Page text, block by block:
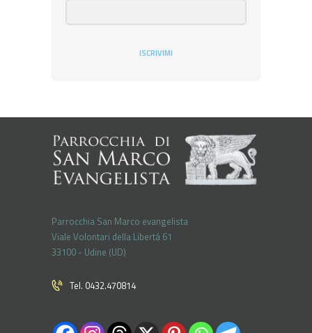
ISCRIVIMI
Parrocchia San Marco evangelista
Viale Volontari della Libertá 61
33100 - Udine (UD)
Tel. 0432.470814